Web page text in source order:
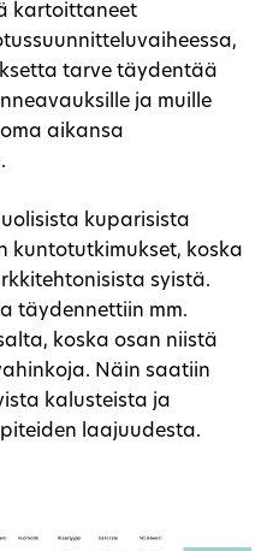
kartoittaneet
tarve täydentää
ja muille
aikansa
kuparisista
kuntotutkimukset, koska
syistä.
täydennettiin mm.
koska osan niistä
Näin saatiin
kalusteista ja
laajuudesta.